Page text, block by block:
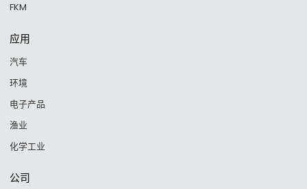
FKM
应用
汽车
环境
电子产品
渔业
化学工业
公司